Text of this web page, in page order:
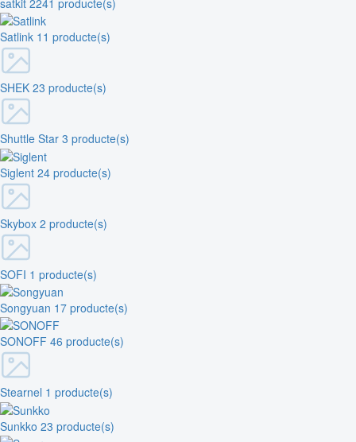
satkit 2241 producte(s)
Satlink 11 producte(s)
SHEK 23 producte(s)
Shuttle Star 3 producte(s)
Siglent 24 producte(s)
Skybox 2 producte(s)
SOFI 1 producte(s)
Songyuan 17 producte(s)
SONOFF 46 producte(s)
Stearnel 1 producte(s)
Sunkko 23 producte(s)